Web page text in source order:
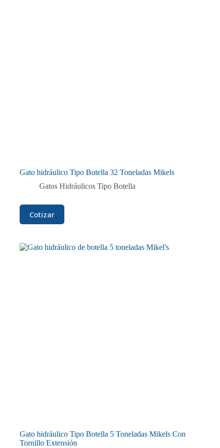
Gato hidráulico Tipo Botella 32 Toneladas Mikels
Gatos Hidráulicos Tipo Botella
Cotizar
Gato hidráulico Tipo Botella 5 Toneladas Mikels Con
Tornillo Extensión